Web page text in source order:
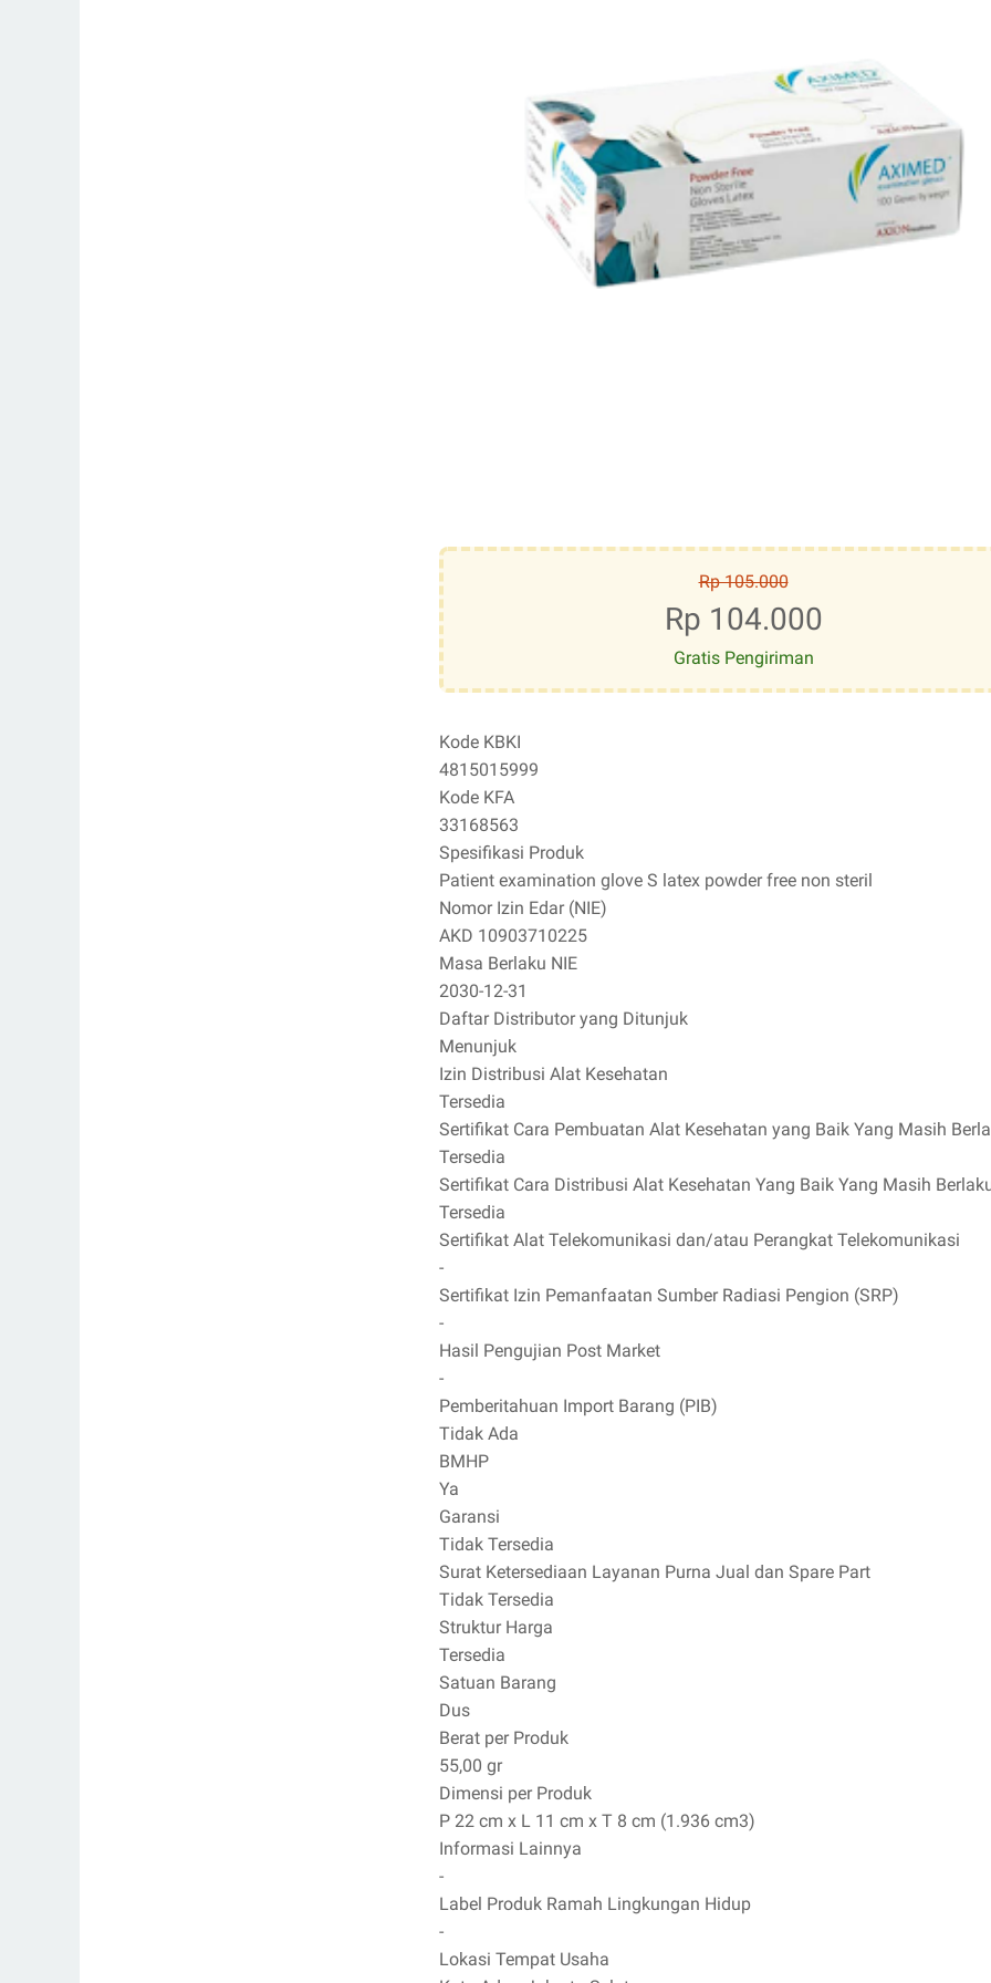
Rp 105.000
Rp 104.000
Gratis Pengiriman
Kode KBKI
4815015999
Kode KFA
33168563
Spesifikasi Produk
Patient examination glove S latex powder free non steril
Nomor Izin Edar (NIE)
AKD 10903710225
Masa Berlaku NIE
2030-12-31
Daftar Distributor yang Ditunjuk
Menunjuk
Izin Distribusi Alat Kesehatan
Tersedia
Sertifikat Cara Pembuatan Alat Kesehatan yang Baik Yang Masih
Tersedia
Sertifikat Cara Distribusi Alat Kesehatan Yang Baik Yang Masih
Tersedia
Sertifikat Alat Telekomunikasi dan/atau Perangkat Telekomunikasi
-
Sertifikat Izin Pemanfaatan Sumber Radiasi Pengion (SRP)
-
Hasil Pengujian Post Market
-
Pemberitahuan Import Barang (PIB)
Tidak Ada
BMHP
Ya
Garansi
Tidak Tersedia
Surat Ketersediaan Layanan Purna Jual dan Spare Part
Tidak Tersedia
Struktur Harga
Tersedia
Satuan Barang
Dus
Berat per Produk
55,00 gr
Dimensi per Produk
P 22 cm x L 11 cm x T 8 cm (1.936 cm3)
Informasi Lainnya
-
Label Produk Ramah Lingkungan Hidup
-
Lokasi Tempat Usaha